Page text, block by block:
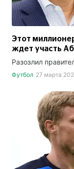
Этот
ждет участь
Разозлил
Футбол 27 марта